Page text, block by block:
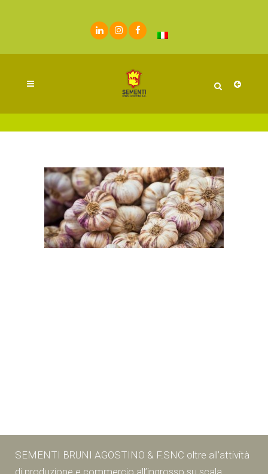
SEMENTI BRUNI AGOSTINO & F.SNC oltre all’attività
di produzione e commercio all’ingrosso su scala